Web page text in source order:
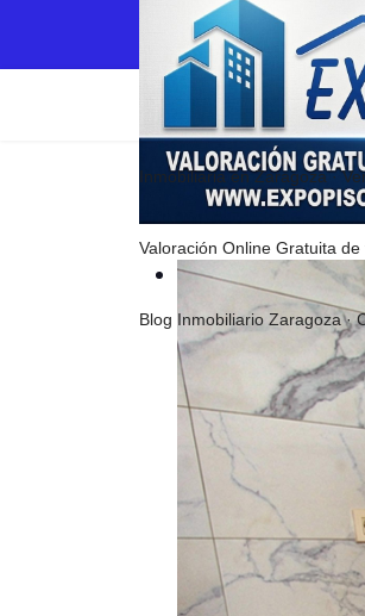
Inmobiliaria en Zaragoza ·
Valoración Online Gratuita
Blog Inmobiliario Zaragoza ·